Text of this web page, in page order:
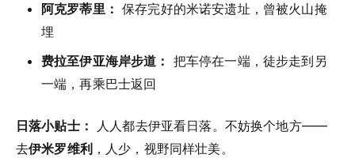
阿克罗蒂里： 保存完好的米诺安遗址，曾被火山掩
埋
费拉至伊亚海岸步道： 把车停在一端，徒步走到另
一端，再乘巴士返回
日落小贴士：
人人都去伊亚看日落。不妨换个地方——
去伊米罗维利 ，人少，视野同样壮美。